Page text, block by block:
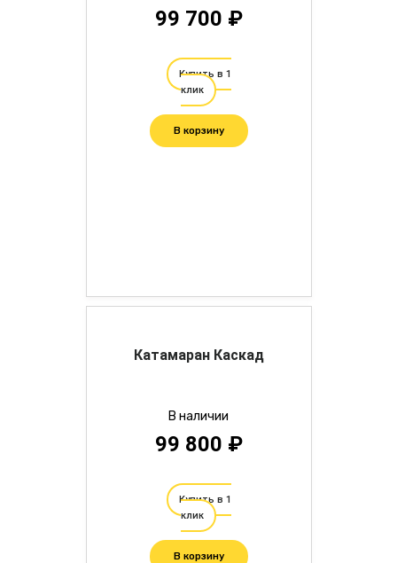
99 700 ₽
Купить в 1
клик
В корзину
Катамаран Каскад
В наличии
99 800 ₽
Купить в 1
клик
В корзину